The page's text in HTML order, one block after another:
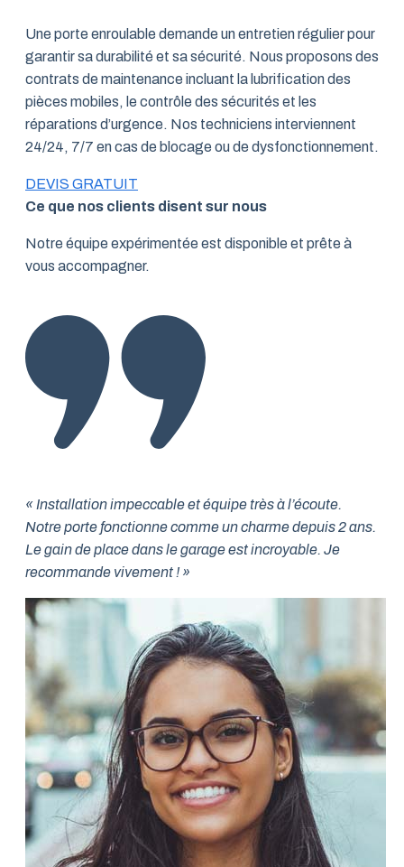
Une porte enroulable demande un entretien régulier pour
garantir sa durabilité et sa sécurité. Nous proposons des
contrats de maintenance incluant la lubrification des
pièces mobiles, le contrôle des sécurités et les
réparations d’urgence. Nos techniciens interviennent
24/24, 7/7 en cas de blocage ou de dysfonctionnement.
DEVIS GRATUIT
Ce que nos clients disent sur nous
Notre équipe expérimentée est disponible et prête à
vous accompagner.
« Installation impeccable et équipe très à l’écoute.
Notre porte fonctionne comme un charme depuis 2 ans.
Le gain de place dans le garage est incroyable. Je
recommande vivement ! »